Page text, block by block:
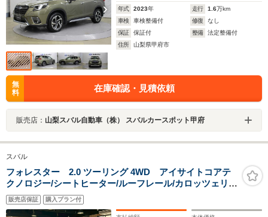
年式 2023年 走行 1.6万km
車検
車検整備付 修復
なし
保証
保証付 整備
法定整備付
住所
山梨県甲府市
無
料
在庫確認・見積依頼
販売店： 山梨スバル自動車（株） スバルカースポット甲府
スバル
フォレスター 2.0 ツーリング 4WD アイサイトコアテ
クノロジー/シートヒーター/ルーフレール/カロッツェリア
ナビ・テレビ/バックカメラ
販売店保証 購入プラン付